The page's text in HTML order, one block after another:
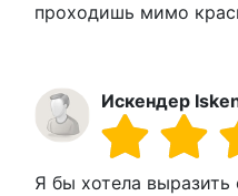
проходишь мимо
Искендер
Я бы хотела выразить